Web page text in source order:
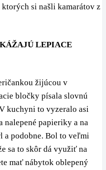
si našli kamarátov z
LEPIACE
žijúcou v
bločky písala slovnú
kuchyni to vyzeralo asi
nalepené papieriky a na
a podobne. Bol to veľmi
sa to skôr dá využiť na
mať nábytok oblepený